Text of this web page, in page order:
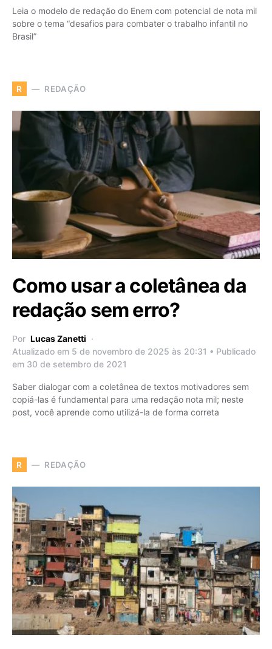
Leia o modelo de redação do Enem com potencial de nota mil
sobre o tema “desafios para combater o trabalho infantil no
Brasil”
R REDAÇÃO
Como usar a coletânea da
redação sem erro?
Por Lucas Zanetti
Atualizado em 5 de novembro de 2025 às 20:31 • Publicado
em 30 de setembro de 2021
Saber dialogar com a coletânea de textos motivadores sem
copiá-las é fundamental para uma redação nota mil; neste
post, você aprende como utilizá-la de forma correta
R REDAÇÃO